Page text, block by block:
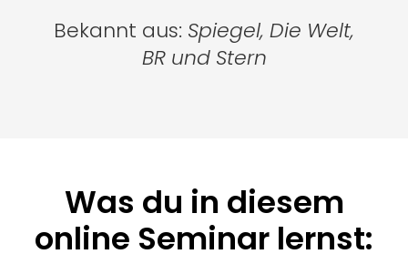
Bekannt aus: Spiegel, Die Welt,
BR und Stern
Was du in diesem
online Seminar lernst: